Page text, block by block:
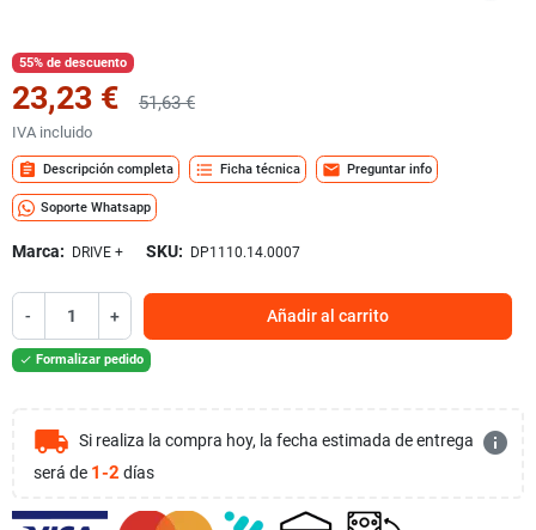
55% de descuento
23,23 € 51,63 €
IVA incluido
assignment Descripción completa format_list_bulleted Ficha técnica mail Preguntar info
Soporte Whatsapp
Marca: DRIVE + SKU: DP1110.14.0007
- + Añadir al carrito
 Formalizar pedido
local_shipping Si realiza la compra hoy, la fecha estimada de entrega
será de 1-2 días
info